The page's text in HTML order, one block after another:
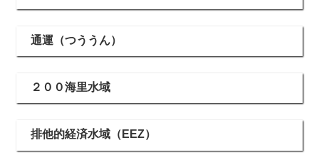
通運（つううん）
２００海里水域
排他的経済水域（EEZ）